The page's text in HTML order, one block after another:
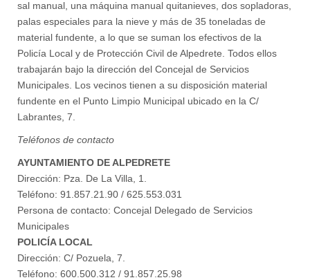
sal manual, una máquina manual quitanieves, dos sopladoras,
palas especiales para la nieve y más de 35 toneladas de
material fundente, a lo que se suman los efectivos de la
Policía Local y de Protección Civil de Alpedrete. Todos ellos
trabajarán bajo la dirección del Concejal de Servicios
Municipales. Los vecinos tienen a su disposición material
fundente en el Punto Limpio Municipal ubicado en la C/
Labrantes, 7.
Teléfonos de contacto
AYUNTAMIENTO DE ALPEDRETE
Dirección: Pza. De La Villa, 1.
Teléfono: 91.857.21.90 / 625.553.031
Persona de contacto: Concejal Delegado de Servicios
Municipales
POLICÍA LOCAL
Dirección: C/ Pozuela, 7.
Teléfono: 600.500.312 / 91.857.25.98